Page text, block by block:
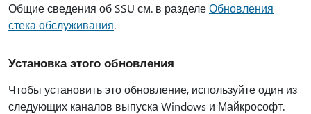
Общие сведения об SSU см. в разделеОбновления
стека обслуживания.
Установка этого обновления
Чтобы установить это обновление, используйте один из
следующих каналов выпуска Windows и Майкрософт.